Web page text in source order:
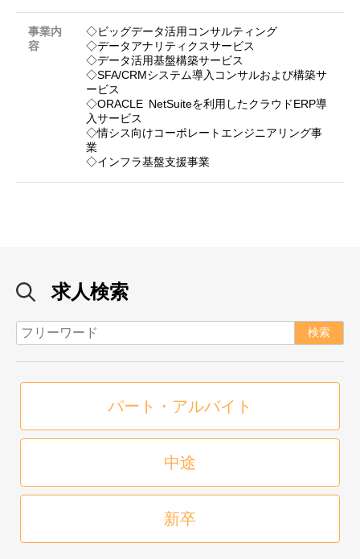
事業内
容
◇ビッグデータ活用コンサルティング
◇データアナリティクスサービス
◇データ活用基盤構築サービス
◇SFA/CRMシステム導入コンサルおよび構築サ
ービス
◇ORACLE NetSuiteを利用したクラウドERP導
入サービス
◇情シス向けコーポレートエンジニアリング事
業
◇インフラ基盤支援事業
求人検索
パート・アルバイト
中途
新卒